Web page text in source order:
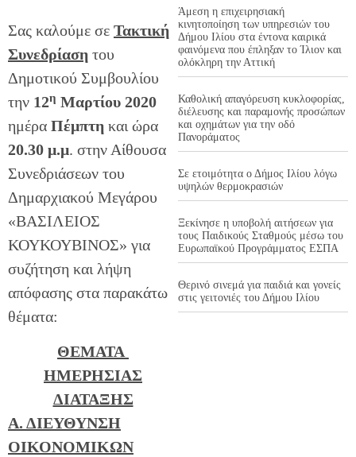
Σας καλούμε σε Τακτική
Συνεδρίαση του
Δημοτικού Συμβουλίου
την 12η Μαρτίου 2020
ημέρα Πέμπτη και ώρα
20.30 μ.μ. στην Αίθουσα
Συνεδριάσεων του
Δημαρχιακού Μεγάρου
«ΒΑΣΙΛΕΙΟΣ
ΚΟΥΚΟΥΒΙΝΟΣ» για
συζήτηση και λήψη
απόφασης στα παρακάτω
θέματα:
ΘΕΜΑΤΑ
ΗΜΕΡΗΣΙΑΣ
ΔΙΑΤΑΞΗΣ
Α. ΔΙΕΥΘΥΝΣΗ
ΟΙΚΟΝΟΜΙΚΩΝ
Άμεση η επιχειρησιακή
κινητοποίηση των υπηρεσιών του
Δήμου Ιλίου στα έντονα καιρικά
φαινόμενα που έπληξαν το Ίλιον και
ολόκληρη την Αττική
Καθολική απαγόρευση κυκλοφορίας,
διέλευσης και παραμονής προσώπων
και οχημάτων για την οδό
Πανοράματος
Σε ετοιμότητα ο Δήμος Ιλίου λόγω
υψηλών θερμοκρασιών
Ξεκίνησε η υποβολή αιτήσεων για
τους Παιδικούς Σταθμούς μέσω του
Ευρωπαϊκού Προγράμματος ΕΣΠΑ
Θερινό σινεμά για παιδιά και γονείς
στις γειτονιές του Δήμου Ιλίου